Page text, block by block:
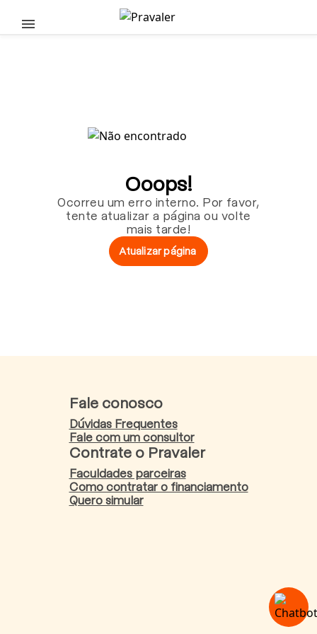
Pular para o conteúdo principal
Ooops!
Ocorreu um erro interno. Por favor,
tente atualizar a página ou volte
mais tarde!
Atualizar página
Fale conosco
Dúvidas Frequentes
Fale com um consultor
Contrate o Pravaler
Faculdades parceiras
Como contratar o financiamento
Quero simular